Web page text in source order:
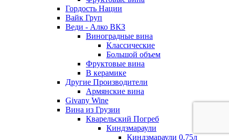
Гордость Нации
Вайк Груп
Веди - Алко ВКЗ
Виноградные вина
Классические
Большой объем
Фруктовые вина
В керамике
Другие Производители
Армянские вина
Givany Wine
Вина из Грузии
Кварельский Погреб
Киндзмараули
Киндзмараули 0,75л